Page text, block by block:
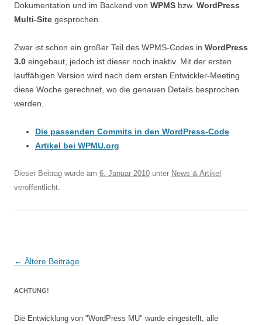
Dokumentation und im Backend von WPMS bzw. WordPress
Multi-Site gesprochen.
Zwar ist schon ein großer Teil des WPMS-Codes in WordPress
3.0 eingebaut, jedoch ist dieser noch inaktiv. Mit der ersten
lauffähigen Version wird nach dem ersten Entwickler-Meeting
diese Woche gerechnet, wo die genauen Details besprochen
werden.
Die passenden Commits in den WordPress-Code
Artikel bei WPMU.org
Dieser Beitrag wurde am 6. Januar 2010 unter News & Artikel
veröffentlicht.
Beitragsnavigation
← Ältere Beiträge
ACHTUNG!
Die Entwicklung von "WordPress MU" wurde eingestellt, alle